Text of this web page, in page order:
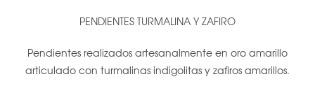
PENDIENTES TURMALINA Y ZAFIRO
Pendientes realizados artesanalmente en oro amarillo
articulado con turmalinas indigolitas y zafiros amarillos.